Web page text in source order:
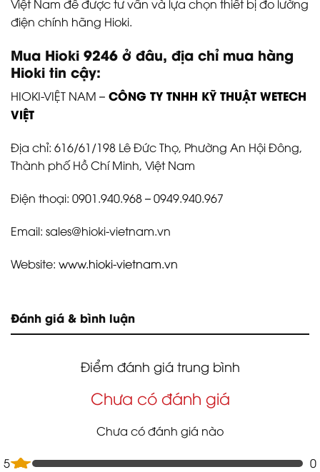
Việt Nam để được tư vấn và lựa chọn thiết bị đo lường
điện chính hãng Hioki.
Mua Hioki 9246 ở đâu, địa chỉ mua hàng
Hioki tin cậy:
HIOKI-VIỆT NAM – CÔNG TY TNHH KỸ THUẬT WETECH
VIỆT
Địa chỉ: 616/61/198 Lê Đức Thọ, Phường An Hội Đông,
Thành phố Hồ Chí Minh, Việt Nam
Điện thoại: 0901.940.968 – 0949.940.967
Email: sales@hioki-vietnam.vn
Website: www.hioki-vietnam.vn
Đánh giá & bình luận
Điểm đánh giá trung bình
Chưa có đánh giá
Chưa có đánh giá nào
5
0